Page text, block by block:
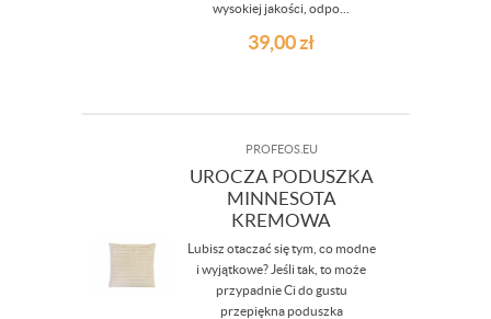
wysokiej jakości, odpo...
39,00zł
PROFEOS.EU
UROCZA PODUSZKA
MINNESOTA
KREMOWA
Lubisz otaczać się tym, co modne
i wyjątkowe? Jeśli tak, to może
przypadnie Ci do gustu
przepiękna poduszka